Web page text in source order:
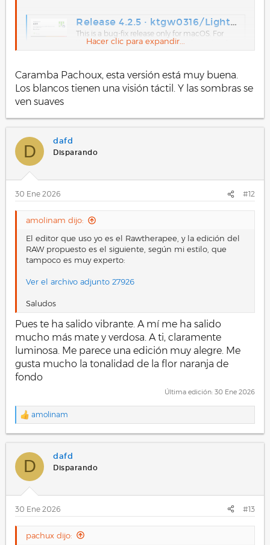
Release 4.2.5 · ktgw0316/LightZone
This is a bug-fix release only for macOS. For
Windows and Linux, please use 4.2.4 instead.
Bug fixes macOS -- Add missing libraries and
github.com
Aquí hay una breve reseña, pero la página a la que se
hace referencia no existe más.
LightZone: un Editor de Fotos Gratuito que deberías Conocer
buenas y que además son gratuitas.
Este es mi resultado.
Ver el archivo adjunto 27927
Hacer clic para expandir...
Caramba Pachoux, esta versión está muy buena.
Los blancos tienen una visión táctil. Y las sombras se
ven suaves
D
dafd
Disparando
30 Ene 2026 #12
amolinam dijo:
El editor que uso yo es el Rawtherapee, y la edición del
RAW propuesto es el siguiente, según mi estilo, que
tampoco es muy experto:
Ver el archivo adjunto 27926
Saludos
Pues te ha salido vibrante. A mí me ha salido
mucho más mate y verdosa. A ti, claramente
luminosa. Me parece una edición muy alegre. Me
gusta mucho la tonalidad de la flor naranja de
fondo
Última edición: 30 Ene 2026
R
a
c
o
e
s
:
amolinam
D
dafd
Disparando
30 Ene 2026 #13
pachux dijo: